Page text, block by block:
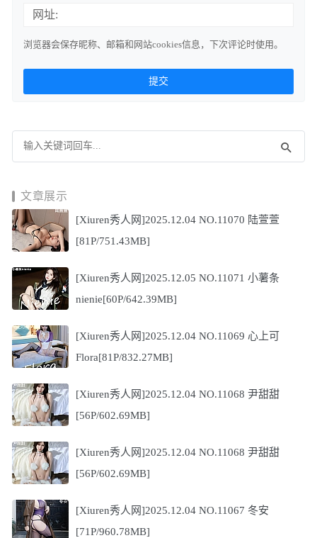
网址:
浏览器会保存昵称、邮箱和网站cookies信息，下次评论时使用。
文章展示
[Xiuren秀人网]2025.12.04 NO.11070 陆萱萱
[81P/751.43MB]
[Xiuren秀人网]2025.12.05 NO.11071 小薯条
nienie[60P/642.39MB]
[Xiuren秀人网]2025.12.04 NO.11069 心上可
Flora[81P/832.27MB]
[Xiuren秀人网]2025.12.04 NO.11068 尹甜甜
[56P/602.69MB]
[Xiuren秀人网]2025.12.04 NO.11068 尹甜甜
[56P/602.69MB]
[Xiuren秀人网]2025.12.04 NO.11067 冬安
[71P/960.78MB]